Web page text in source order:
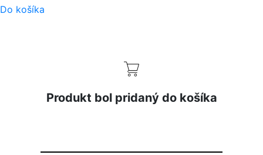
Do košíka
Produkt bol pridaný do košíka